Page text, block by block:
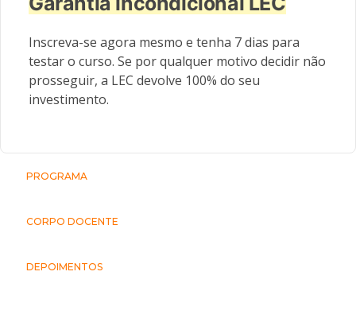
Inscreva-se agora mesmo e tenha 7 dias para
testar o curso. Se por qualquer motivo decidir não
prosseguir, a LEC devolve 100% do seu
investimento.
PROGRAMA
CORPO DOCENTE
DEPOIMENTOS